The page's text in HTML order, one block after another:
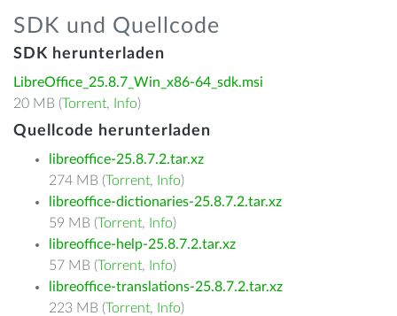
SDK und Quellcode
SDK herunterladen
LibreOffice_25.8.7_Win_x86-64_sdk.msi
20 MB (Torrent, Info)
Quellcode herunterladen
libreoffice-25.8.7.2.tar.xz
274 MB (Torrent, Info)
libreoffice-dictionaries-25.8.7.2.tar.xz
59 MB (Torrent, Info)
libreoffice-help-25.8.7.2.tar.xz
57 MB (Torrent, Info)
libreoffice-translations-25.8.7.2.tar.xz
223 MB (Torrent, Info)